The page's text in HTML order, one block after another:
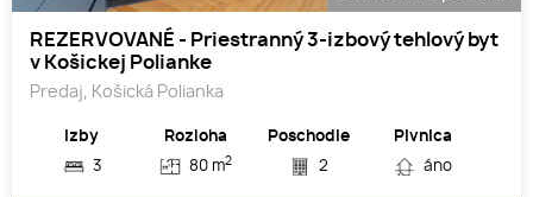
REZERVOVANÉ - Priestranný 3-izbový tehlový byt
v Košickej Polianke
Predaj, Košická Polianka
Izby
3
Rozloha
80 m2
Poschodie
2
Pivnica
áno